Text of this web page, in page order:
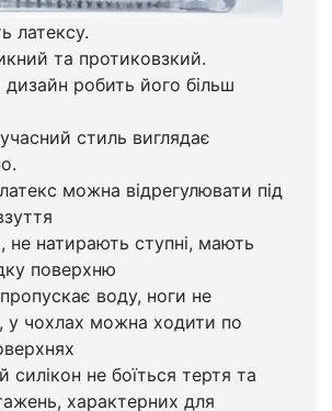
латексу.
та протиковзкий.
робить його більш
стиль виглядає
можна відрегулювати під
не натирають ступні, мають
поверхню
воду, ноги не
у чохлах можна ходити по
силікон не боїться тертя та
характерних для